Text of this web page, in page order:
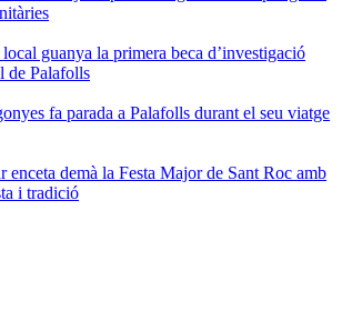
guanya la primera beca d’investigació
de Palafolls
fa parada a Palafolls durant el seu viatge
enceta demà la Festa Major de Sant Roc amb
i tradició